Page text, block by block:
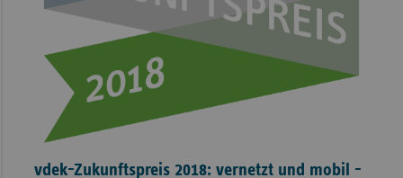
vdek-Zukunftspreis 2018: vernetzt und mobil -